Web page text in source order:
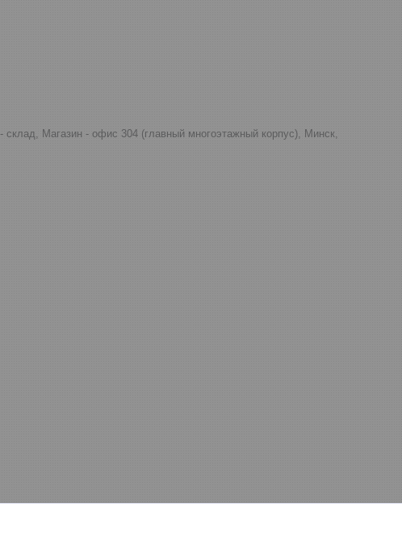
Магазин - офис 304 (главный многоэтажный корпус), Минск,